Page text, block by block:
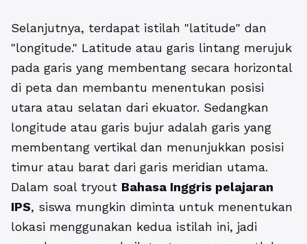
Selanjutnya, terdapat istilah "latitude" dan
"longitude." Latitude atau garis lintang merujuk
pada garis yang membentang secara horizontal
di peta dan membantu menentukan posisi
utara atau selatan dari ekuator. Sedangkan
longitude atau garis bujur adalah garis yang
membentang vertikal dan menunjukkan posisi
timur atau barat dari garis meridian utama.
Dalam soal tryout Bahasa Inggris pelajaran
IPS, siswa mungkin diminta untuk menentukan
lokasi menggunakan kedua istilah ini, jadi